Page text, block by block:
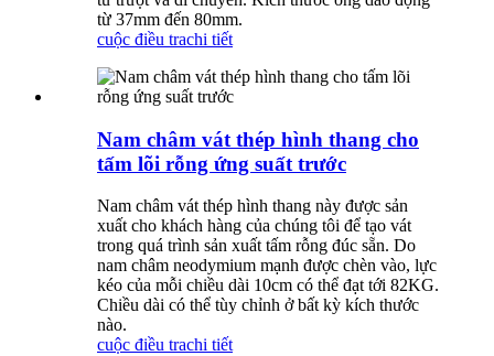
từ 37mm đến 80mm.
cuộc điều trachi tiết
Nam châm vát thép hình thang cho
tấm lõi rỗng ứng suất trước
Nam châm vát thép hình thang này được sản
xuất cho khách hàng của chúng tôi để tạo vát
trong quá trình sản xuất tấm rỗng đúc sẵn. Do
nam châm neodymium mạnh được chèn vào, lực
kéo của mỗi chiều dài 10cm có thể đạt tới 82KG.
Chiều dài có thể tùy chỉnh ở bất kỳ kích thước
nào.
cuộc điều trachi tiết